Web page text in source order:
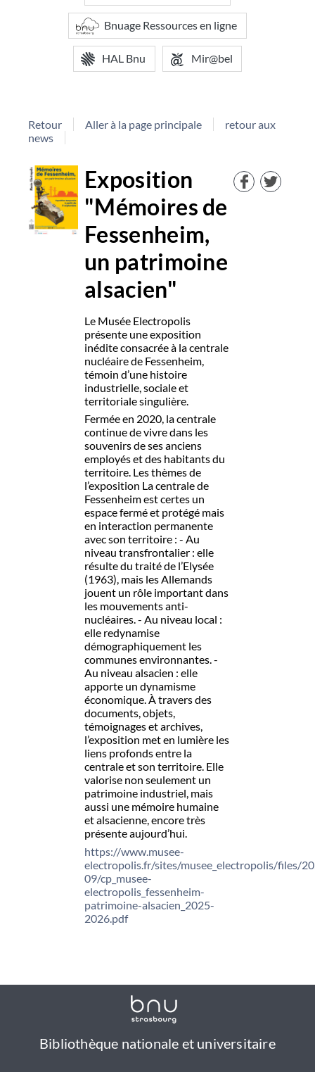
Bnuage Ressources en ligne
HAL Bnu Mir@bel
Retour Aller à la page principale
retour aux
news
Exposition
"Mémoires de
Fessenheim,
un patrimoine
alsacien"
Le Musée Electropolis
présente une exposition
inédite consacrée à la centrale
nucléaire de Fessenheim,
témoin d’une histoire
industrielle, sociale et
territoriale singulière.
Fermée en 2020, la centrale
continue de vivre dans les
souvenirs de ses anciens
employés et des habitants du
territoire. Les thèmes de
l’exposition La centrale de
Fessenheim est certes un
espace fermé et protégé mais
en interaction permanente
avec son territoire : - Au
niveau transfrontalier : elle
résulte du traité de l’Elysée
(1963), mais les Allemands
jouent un rôle important dans
les mouvements anti-
nucléaires. - Au niveau local :
elle redynamise
démographiquement les
communes environnantes. -
Au niveau alsacien : elle
apporte un dynamisme
économique. À travers des
documents, objets,
témoignages et archives,
l’exposition met en lumière les
liens profonds entre la
centrale et son territoire. Elle
valorise non seulement un
patrimoine industriel, mais
aussi une mémoire humaine
et alsacienne, encore très
présente aujourd’hui.
https://www.musee-
electropolis.fr/sites/musee_electropolis/files/
09/cp_musee-
electropolis_fessenheim-
patrimoine-alsacien_2025-
2026.pdf
Bibliothèque nationale et universitaire